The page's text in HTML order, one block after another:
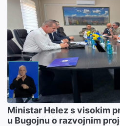
Ministar Helez s visokim
u Bugojnu o razvojnim